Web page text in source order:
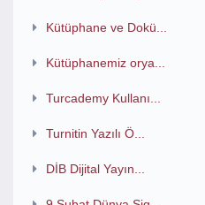
Kütüphane ve Dokü...
Kütüphanemiz orya...
Turcademy Kullanı...
Turnitin Yazılı Ö...
DİB Dijital Yayın...